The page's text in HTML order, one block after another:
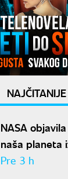
NAJČITANIJE
NASA
naša planeta
krompir ili kao
Pre 3 h